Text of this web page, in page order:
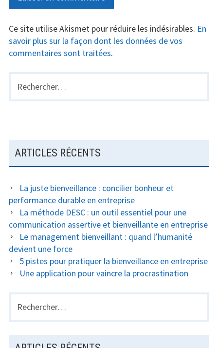
Ce site utilise Akismet pour réduire les indésirables. En
savoir plus sur la façon dont les données de vos
commentaires sont traitées.
BARRE
LATÉRALE
Rechercher :
ARTICLES RÉCENTS
La juste bienveillance : concilier bonheur et
performance durable en entreprise
La méthode DESC : un outil essentiel pour une
communication assertive et bienveillante en entreprise
Le management bienveillant : quand l’humanité
devient une force
5 pistes pour pratiquer la bienveillance en entreprise
Une application pour vaincre la procrastination
Rechercher :